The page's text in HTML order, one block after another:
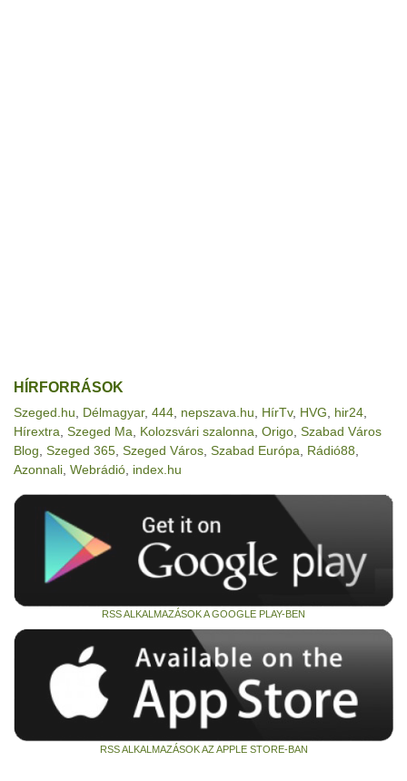
HÍRFORRÁSOK
Szeged.hu Délmagyar, 444 nepszava.hu HírTv, HVG hir24
Hírextra Szeged Ma Kolozsvári szalonna Origo Szabad Város
Blog Szeged 365 Szeged Város Szabad Európa Rádió88
Azonnali Webrádió index.hu
RSS ALKALMAZÁSOK A GOOGLE PLAY-BEN
RSS ALKALMAZÁSOK AZ APPLE STORE-BAN